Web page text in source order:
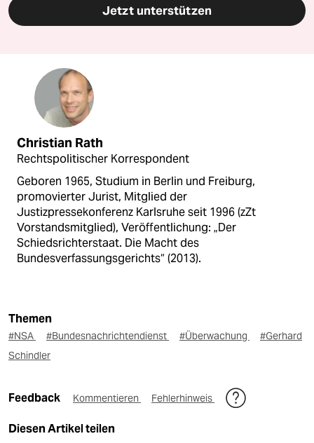
Jetzt unterstützen
Christian Rath
Rechtspolitischer Korrespondent
Geboren 1965, Studium in Berlin und Freiburg,
promovierter Jurist, Mitglied der
Justizpressekonferenz Karlsruhe seit 1996 (zZt
Vorstandsmitglied), Veröffentlichung: „Der
Schiedsrichterstaat. Die Macht des
Bundesverfassungsgerichts“ (2013).
Themen
#NSA #Bundesnachrichtendienst #Überwachung
#Gerhard
Schindler
Feedback Kommentieren Fehlerhinweis
Diesen Artikel teilen